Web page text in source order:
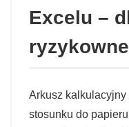
Excelu –
Arkusz
stosunku do